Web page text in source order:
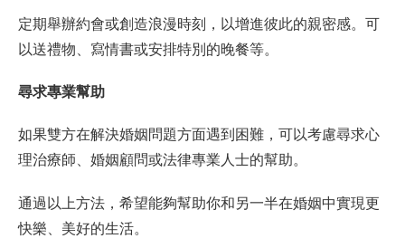
定期舉辦約會或創造浪漫時刻，以增進彼此的親密感。可
以送禮物、寫情書或安排特別的晚餐等。
尋求專業幫助
如果雙方在解決婚姻問題方面遇到困難，可以考慮尋求心
理治療師、婚姻顧問或法律專業人士的幫助。
通過以上方法，希望能夠幫助你和另一半在婚姻中實現更
快樂、美好的生活。